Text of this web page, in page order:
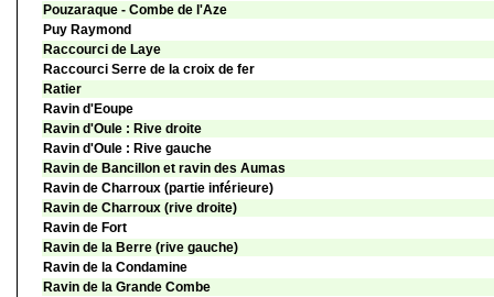
Pouzaraque - Combe de l'Aze
Puy Raymond
Raccourci de Laye
Raccourci Serre de la croix de fer
Ratier
Ravin d'Eoupe
Ravin d'Oule : Rive droite
Ravin d'Oule : Rive gauche
Ravin de Bancillon et ravin des Aumas
Ravin de Charroux (partie inférieure)
Ravin de Charroux (rive droite)
Ravin de Fort
Ravin de la Berre (rive gauche)
Ravin de la Condamine
Ravin de la Grande Combe